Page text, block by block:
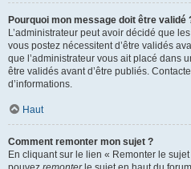
Pourquoi mon message doit être validé
L’administrateur peut avoir décidé que
vous postez nécessitent d’être validés
que l’administrateur vous ait placé dans
être validés avant d’être publiés.
d’informations.
Haut
Comment remonter mon sujet ?
En cliquant sur le lien « Remonter le